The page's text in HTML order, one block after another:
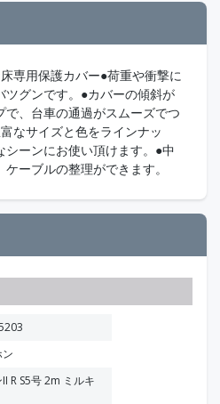
専用保護カバー●荷重や衝撃に
ツグンです。●カバーの傾斜が
で、台車の通過がスムーズでつ
なサイズと色をラインナッ
シーンにお使い頂けます。●中
ーブルの整理ができます。
R S5号 2m ミルキ